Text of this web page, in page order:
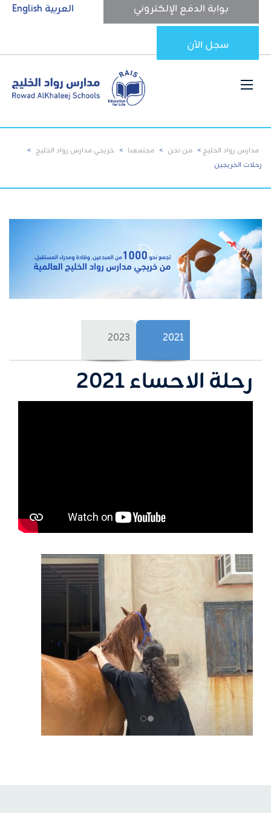
بوابة الدفع الإلكتروني
سجل الآن
العربية English
مدارس رواد الخليج > من نحن > مجتمعنا > خريجي مدارس رواد الخليج >
رحلات الخريجين
2021
2023
رحلة الاحساء 2021